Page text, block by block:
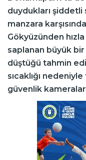
duydukları şiddetli
manzara
Gökyüzünden
saplanan büyük
düştüğü tahmin
sıcaklığı
güvenlik